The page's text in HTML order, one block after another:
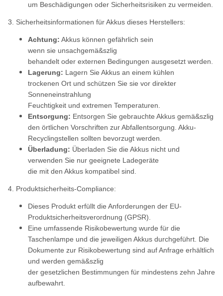
um Beschädigungen oder Sicherheitsrisiken zu vermeiden.
3. Sicherheitsinformationen für Akkus dieses Herstellers:
Achtung: Akkus können gefährlich sein
wenn sie unsachgemä&szlig
behandelt oder externen Bedingungen ausgesetzt werden.
Lagerung: Lagern Sie Akkus an einem kühlen
trockenen Ort und schützen Sie sie vor direkter
Sonneneinstrahlung
Feuchtigkeit und extremen Temperaturen.
Entsorgung: Entsorgen Sie gebrauchte Akkus gemä&szlig
den örtlichen Vorschriften zur Abfallentsorgung. Akku-
Recyclingstellen sollten bevorzugt werden.
Überladung: Überladen Sie die Akkus nicht und
verwenden Sie nur geeignete Ladegeräte
die mit den Akkus kompatibel sind.
4. Produktsicherheits-Compliance:
Dieses Produkt erfüllt die Anforderungen der EU-
Produktsicherheitsverordnung (GPSR).
Eine umfassende Risikobewertung wurde für die
Taschenlampe und die jeweiligen Akkus durchgeführt. Die
Dokumente zur Risikobewertung sind auf Anfrage erhältlich
und werden gemä&szlig
der gesetzlichen Bestimmungen für mindestens zehn Jahre
aufbewahrt.